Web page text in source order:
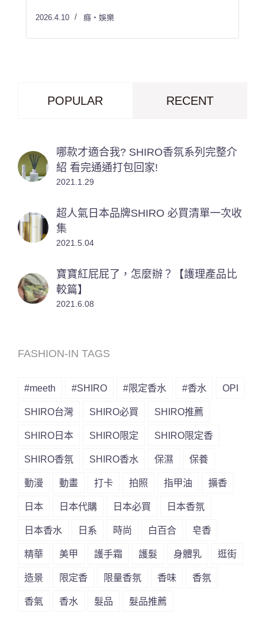
2026.4.10 癮・娛樂
POPULAR RECENT
哪款才適合我? SHIRO香氛系列完整介
紹 看完通通打包回家!
2021.1.29
超人氣日本品牌SHIRO 必買清單一次收
集
2021.5.04
寶寶紅屁屁了，怎麼辦？【護理產品比
較篇】
2021.6.08
FASHION-IN TAGS
#meeth #SHIRO #限定香水 #香水 OPI
SHIRO台灣 SHIRO必買 SHIRO推薦
SHIRO日本 SHIRO限定 SHIRO限定香
SHIRO香氛 SHIRO香水 保濕 保養
動漫 動畫 打卡 拍照 指甲油 擴香
日本 日本代購 日本必買 日本香氛
日本香水 日系 時尚 白百合 皂香
精華 美甲 護手霜 護髮 身體乳 逛街
造景 限定香 限量香氛 香味 香氛
香氣 香水 髮品 髮品推薦